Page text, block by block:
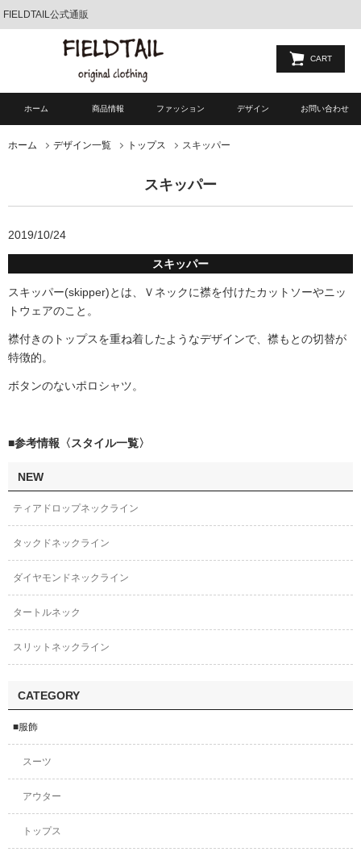
FIELDTAIL公式通販
CART
ホーム 商品情報 ファッション デザイン お問い合わせ
ホーム デザイン一覧 トップス スキッパー
スキッパー
2019/10/24
スキッパー
スキッパー(skipper)とは、Ｖネックに襟を付けたカットソーやニッ
トウェアのこと。
襟付きのトップスを重ね着したようなデザインで、襟もとの切替が
特徴的。
ボタンのないポロシャツ。
■参考情報〈スタイル一覧〉
NEW
ティアドロップネックライン
タックドネックライン
ダイヤモンドネックライン
タートルネック
スリットネックライン
CATEGORY
■服飾
スーツ
アウター
トップス